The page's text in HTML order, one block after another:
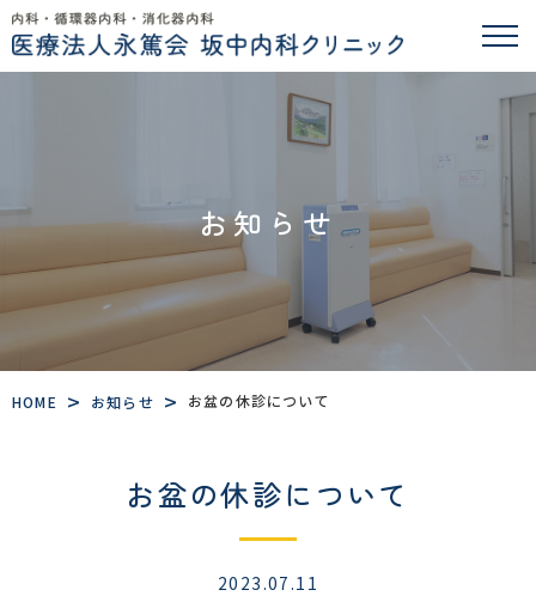
お知らせ
HOME > お知らせ > お盆の休診について
お盆の休診について
2023.07.11